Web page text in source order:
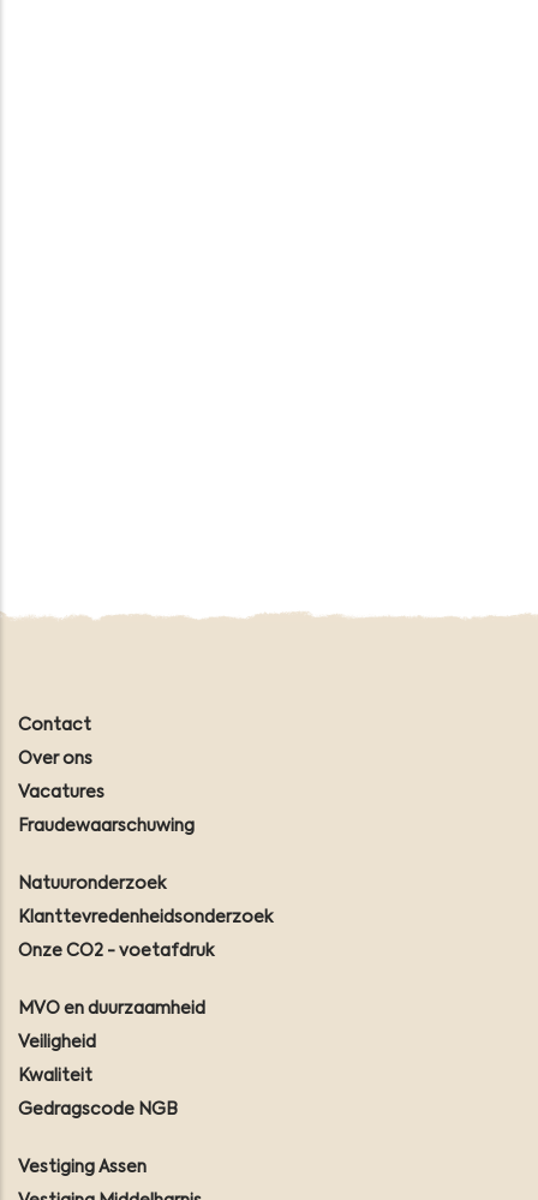
Contact
Over ons
Vacatures
Fraudewaarschuwing
Natuuronderzoek
Klanttevredenheidsonderzoek
Onze CO2 - voetafdruk
MVO en duurzaamheid
Veiligheid
Kwaliteit
Gedragscode NGB
Vestiging Assen